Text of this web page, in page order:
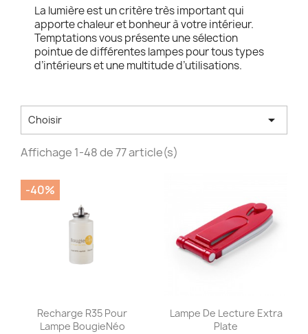
La lumière est un critère très important qui
apporte chaleur et bonheur à votre intérieur.
Temptations vous présente une sélection
pointue de différentes lampes pour tous types
d’intérieurs et une multitude d’utilisations.
Choisir 
Affichage 1-48 de 77 article(s)
Aperçu rapide
Recharge R35 Pour
Lampe BougieNéo
-40%
Aperçu rapide
Lampe De Lecture Extra
Plate